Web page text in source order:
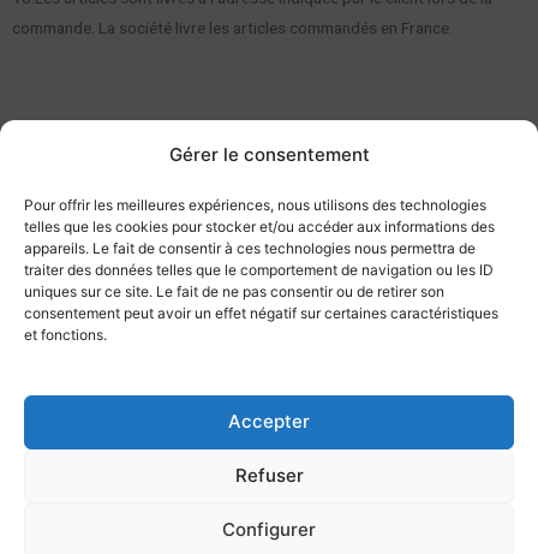
Gérer le consentement
Pour offrir les meilleures expériences, nous utilisons des technologies
telles que les cookies pour stocker et/ou accéder aux informations des
appareils. Le fait de consentir à ces technologies nous permettra de
traiter des données telles que le comportement de navigation ou les ID
uniques sur ce site. Le fait de ne pas consentir ou de retirer son
consentement peut avoir un effet négatif sur certaines caractéristiques
et fonctions.
Accepter
Refuser
Configurer
commande. La société livre les articles commandés en France.
Livraison offerte*
Dès 200€ d'achat
CB, Visa, Mandat, Virement...
Partout en France